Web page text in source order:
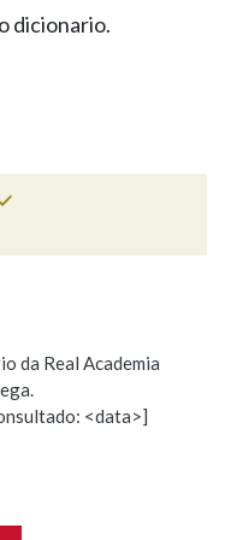
PALABRAS
dicionario.
da Real Academia
<data>]